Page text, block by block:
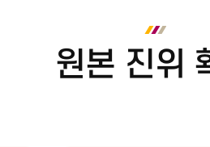
캠퍼스맵
방문발급(자동발급기)
어디서나민원신청
대관예약시스템원본 진위